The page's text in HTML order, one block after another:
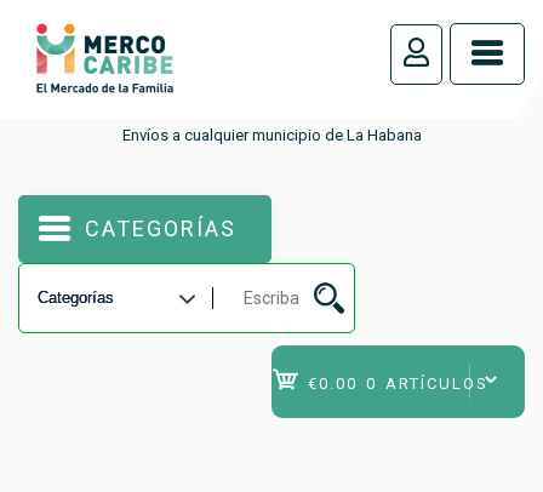
_
Envíos a cualquier municipio de La Habana
CATEGORÍAS
€0.00 0 ARTÍCULOS